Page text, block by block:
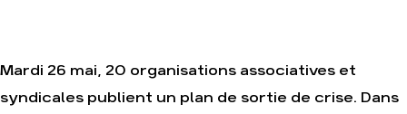
Je soutiens les Amis
de la Terre
Mardi 26 mai, 20 organisations associatives et
syndicales publient un plan de sortie de crise. Dans